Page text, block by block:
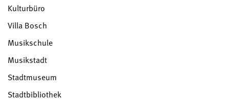
Kulturbüro
Villa Bosch
Musikschule
Musikstadt
Stadtmuseum
Stadtbibliothek